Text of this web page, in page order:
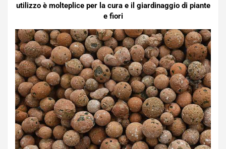
utilizzo è molteplice per la cura e il giardinaggio di piante
e fiori